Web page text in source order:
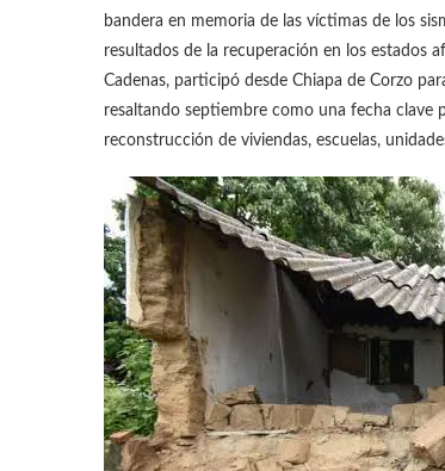
bandera en memoria de las víctimas de los
resultados de la recuperación en los estados
Cadenas, participó desde Chiapa de Corzo
resaltando septiembre como una fecha clave
reconstrucción de viviendas, escuelas,